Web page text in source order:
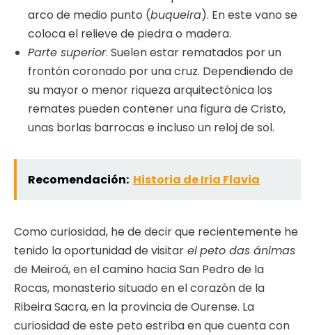
arco de medio punto (buqueira). En este vano se
coloca el relieve de piedra o madera.
Parte superior. Suelen estar rematados por un
frontón coronado por una cruz. Dependiendo de
su mayor o menor riqueza arquitectónica los
remates pueden contener una figura de Cristo,
unas borlas barrocas e incluso un reloj de sol.
Recomendación: Historia de Iria Flavia
Como curiosidad, he de decir que recientemente he
tenido la oportunidad de visitar elpeto das ánimas
de Meiroá, en el camino hacia San Pedro de la
Rocas, monasterio situado en el corazón de la
Ribeira Sacra, en la provincia de Ourense. La
curiosidad de este peto estriba en que cuenta con